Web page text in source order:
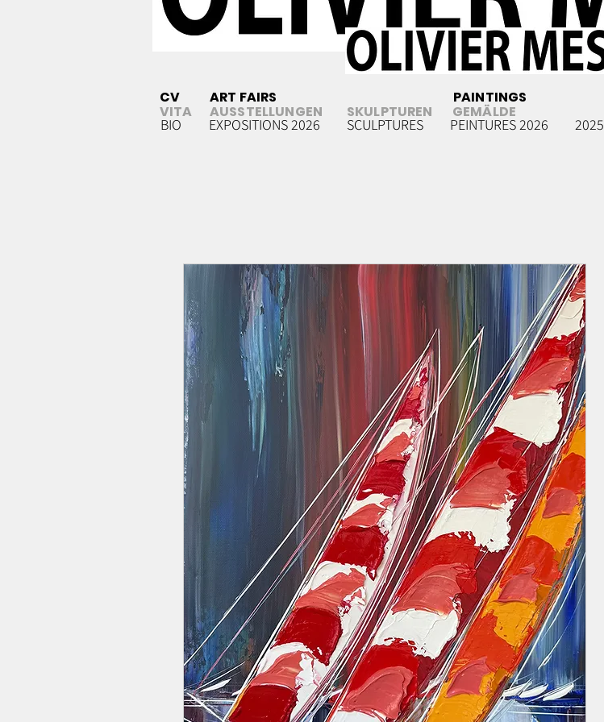
BIO EXPOSITIONS 2026 SCULPTURES PEINTURES 2026 2025
SKULPTUREN
ART FAIRS
AUSSTELLUNGEN
PAINTINGS
GEMÄLDE
CV
VITA